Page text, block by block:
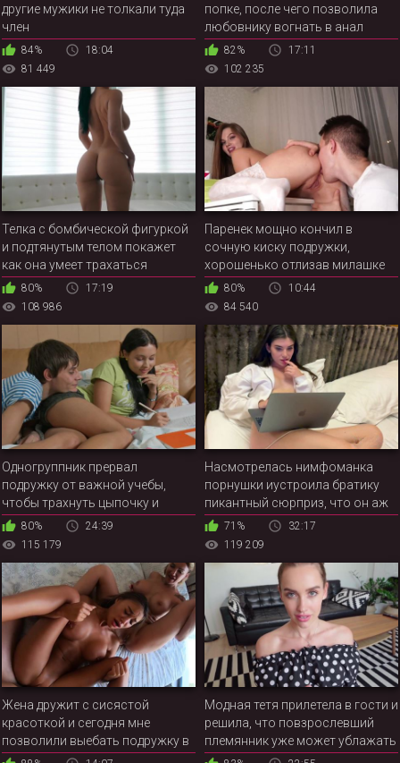
другие мужики не толкали туда
член
84%
18:04
81 449
попке, после чего позволила
любовнику вогнать в анал
толстый член
82%
17:11
102 235
Телка с бомбической фигуркой
и подтянутым телом покажет
как она умеет трахаться
80%
17:19
108 986
Паренек мощно кончил в
сочную киску подружки,
хорошенько отлизав милашке
перед этим приятным моментом
80%
10:44
84 540
Одногруппник прервал
подружку от важной учебы,
чтобы трахнуть цыпочку и
кончить в рабочий ротик
красотки
80%
24:39
115 179
Насмотрелась нимфоманка
порнушки иустроила братику
пикантный сюрприз, что он аж
шокировался
71%
32:17
119 209
Жена дружит с сисястой
красоткой и сегодня мне
позволили выебать подружку в
ЖМЖ
Модная тетя прилетела в гости и
решила, что повзрослевший
племянник уже может ублажать
её капризную киску